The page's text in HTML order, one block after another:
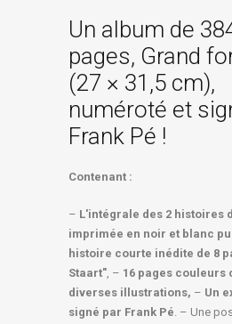
Un album de
pages, Grand
(27 × 31,5 cm),
numéroté et
Frank Pé !
Contenant :
– L'intégrale des 2 histoires
imprimée en noir et blanc
histoire courte inédite de 8
Staart", – 16 pages couleurs
diverses illustrations, – Un
signé par Frank Pé. – Une